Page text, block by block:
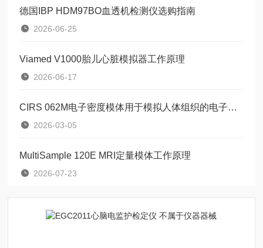
德国IBP HDM97BO血透机检测仪选购指南
2026-06-25
Viamed V1000胎儿心脏模拟器工作原理
2026-06-17
CIRS 062M电子密度模体用于模拟人体组织的电子密度
2026-03-05
MultiSample 120E MRI定量模体工作原理
2026-07-23